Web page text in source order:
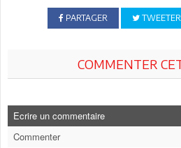
PARTAGER TWEETER
COMMENTER
Ecrire un commentaire
Commenter